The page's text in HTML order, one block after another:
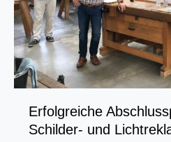
Erfolgreiche
Schilder- und